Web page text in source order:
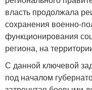
власть продолжала
сохранения военно-
функционирования
региона, на
С данной ключевой
под началом